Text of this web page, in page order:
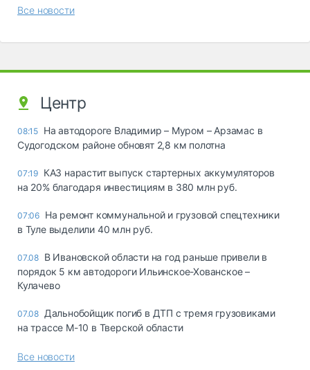
Все новости
Центр
08:15 На автодороге Владимир – Муром – Арзамас в
Судогодском районе обновят 2,8 км полотна
07:19 КАЗ нарастит выпуск стартерных аккумуляторов
на 20% благодаря инвестициям в 380 млн руб.
07:06 На ремонт коммунальной и грузовой спецтехники
в Туле выделили 40 млн руб.
07.08 В Ивановской области на год раньше привели в
порядок 5 км автодороги Ильинское-Хованское –
Кулачево
07.08 Дальнобойщик погиб в ДТП с тремя грузовиками
на трассе М-10 в Тверской области
Все новости